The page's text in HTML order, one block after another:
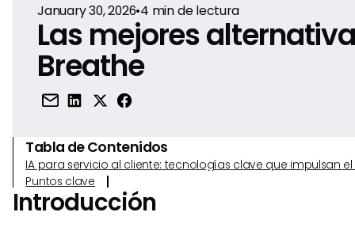
January 30, 2026•4 min de lectura
Las mejores
Breathe
Tabla de Contenidos
IA para servicio al cliente: tecnologías clave que impulsan
Puntos clave
Introducción